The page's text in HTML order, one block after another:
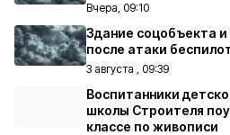
Вчера, 09:10
Здание соцобъекта и
после атаки
3 августа , 09:39
Воспитанники
школы Строителя
классе по живописи